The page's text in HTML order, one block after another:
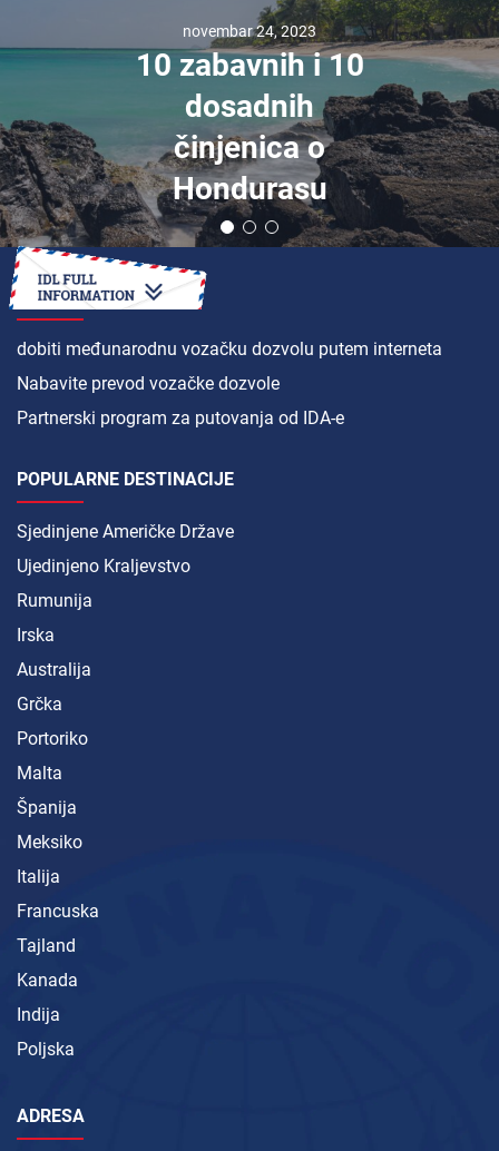
novembar 24, 2023
10 zabavnih i 10
dosadnih
činjenica o
Hondurasu
KAKO
dobiti međunarodnu vozačku dozvolu putem interneta
Nabavite prevod vozačke dozvole
Partnerski program za putovanja od IDA-e
POPULARNE DESTINACIJE
Sjedinjene Američke Države
Ujedinjeno Kraljevstvo
Rumunija
Irska
Australija
Grčka
Portoriko
Malta
Španija
Meksiko
Italija
Francuska
Tajland
Kanada
Indija
Poljska
ADRESA